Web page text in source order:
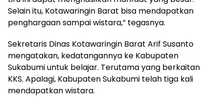
Selain itu, Kotawaringin Barat bisa mendapatkan
penghargaan sampai wistara,” tegasnya.
Sekretaris Dinas Kotawaringin Barat Arif Susanto
mengatakan, kedatangannya ke Kabupaten
Sukabumi untuk belajar. Terutama yang berkaitan
KKS. Apalagi, Kabupaten Sukabumi telah tiga kali
mendapatkan wistara.